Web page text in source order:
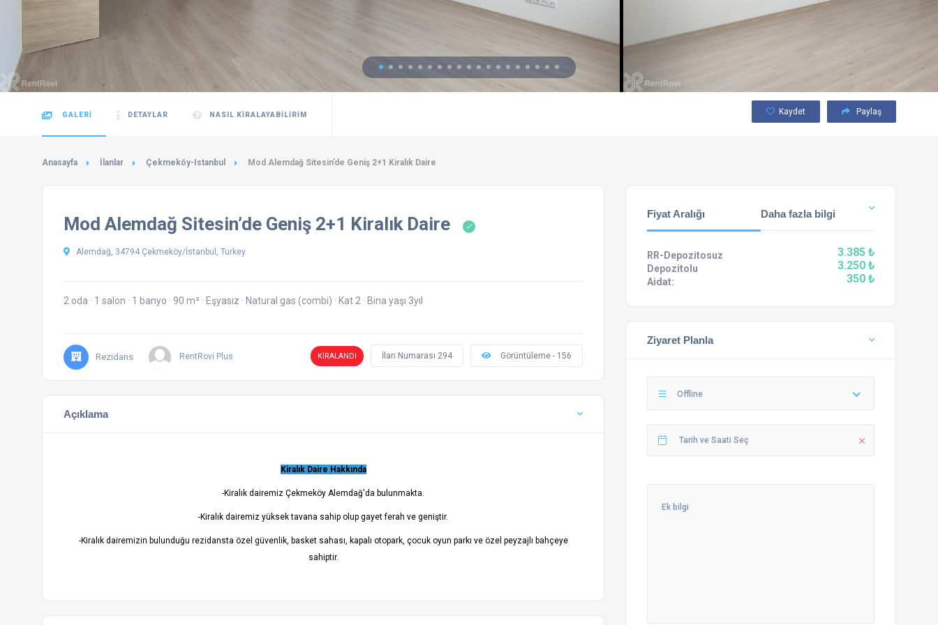
GALERI DETAYLAR NASIL KIRALAYABILIRIM Kaydet Paylaş
Anasayfa İlanlar Çekmeköy-Istanbul Mod Alemdağ Sitesin’de Geniş 2+1 Kiralık Daire
Mod Alemdağ Sitesin’de Geniş 2+1 Kiralık Daire
Alemdağ, 34794 Çekmeköy/İstanbul, Turkey
2 oda · 1 salon · 1 banyo · 90 m² · Eşyasız · Natural gas (combi) · Kat 2 · Bina yaşı 3yıl
Rezidans RentRovi Plus KİRALANDI İlan Numarası 294 Görüntüleme - 156
Açıklama
Kiralık Daire Hakkında
-Kiralık dairemiz Çekmeköy Alemdağ'da bulunmakta.
-Kiralık dairemiz yüksek tavana sahip olup gayet ferah ve geniştir.
-Kiralık dairemizin bulunduğu rezidansta özel güvenlik, basket sahası, kapalı otopark, çocuk oyun parkı ve özel peyzajlı bahçeye
sahiptir.
Fiyat Aralığı Daha fazla bilgi
RR-Depozitosuz 3.385 ₺
Depozitolu 3.250 ₺
Aidat: 350 ₺
Ziyaret Planla
Offline